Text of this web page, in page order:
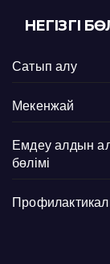
НЕГІЗГІ
Сатып алу
Мекенжай
Емдеу алдын
бөлімі